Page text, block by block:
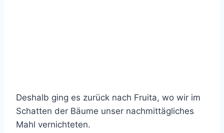
Deshalb ging es zurück nach Fruita, wo wir im
Schatten der Bäume unser nachmittägliches
Mahl vernichteten.